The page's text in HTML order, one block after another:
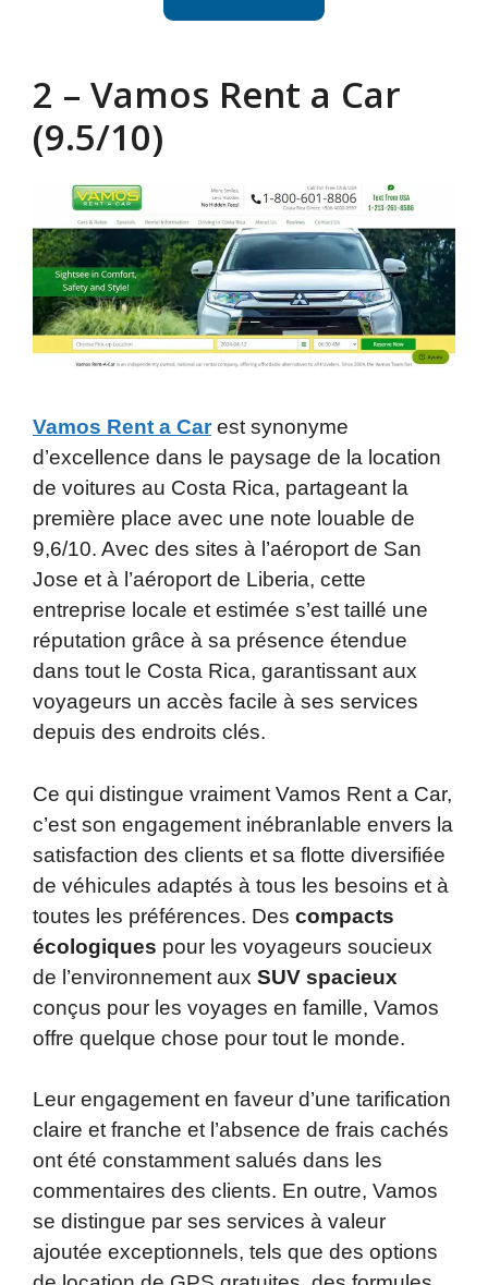
2 – Vamos Rent a Car
(9.5/10)
Vamos Rent a Carest synonyme
d’excellence dans le paysage de la location
de voitures au Costa Rica, partageant la
première place avec une note louable de
9,6/10. Avec des sites à l’aéroport de San
Jose et à l’aéroport de Liberia, cette
entreprise locale et estimée s’est taillé une
réputation grâce à sa présence étendue
dans tout le Costa Rica, garantissant aux
voyageurs un accès facile à ses services
depuis des endroits clés.
Ce qui distingue vraiment Vamos Rent a Car,
c’est son engagement inébranlable envers la
satisfaction des clients et sa flotte diversifiée
de véhicules adaptés à tous les besoins et à
toutes les préférences. Des compacts
écologiques pour les voyageurs soucieux
de l’environnement aux SUV spacieux
conçus pour les voyages en famille, Vamos
offre quelque chose pour tout le monde.
Leur engagement en faveur d’une tarification
claire et franche et l’absence de frais cachés
ont été constamment salués dans les
commentaires des clients. En outre, Vamos
se distingue par ses services à valeur
ajoutée exceptionnels, tels que des options